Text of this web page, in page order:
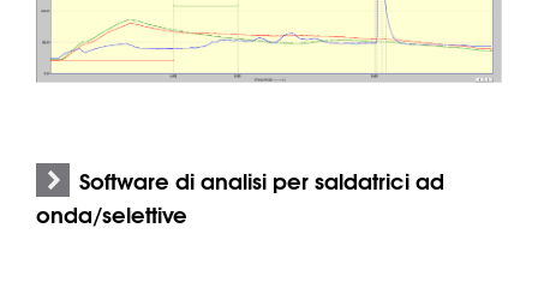
Software di analisi per saldatrici ad
onda/selettive